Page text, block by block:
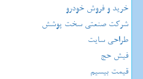
خرید و فروش خودرو
شرکت صنعتی سخت پوشش
طراحی سایت
فیش حج
قیمت بیسیم